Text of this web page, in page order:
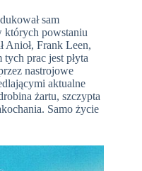
sam
których powstaniu
Anioł, Frank Leen,
prac jest płyta
nastrojowe
aktualne
żartu, szczypta
Samo życie